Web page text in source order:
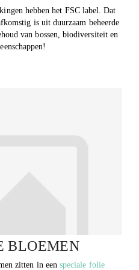
hebben het FSC label. Dat
is uit duurzaam beheerde
van bossen, biodiversiteit en
BLOEMEN
zitten in een speciale folie